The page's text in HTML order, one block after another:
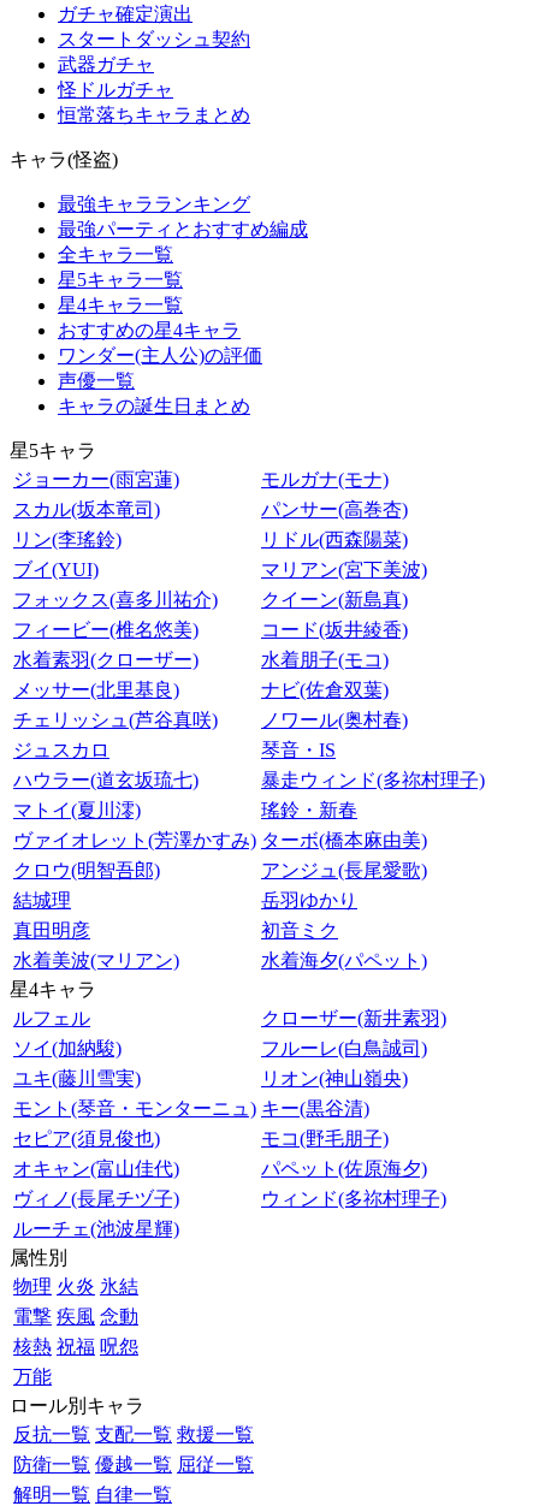
ガチャ確定演出
スタートダッシュ契約
武器ガチャ
怪ドルガチャ
恒常落ちキャラまとめ
キャラ(怪盗)
最強キャラランキング
最強パーティとおすすめ編成
全キャラ一覧
星5キャラ一覧
星4キャラ一覧
おすすめの星4キャラ
ワンダー(主人公)の評価
声優一覧
キャラの誕生日まとめ
星5キャラ
ジョーカー(雨宮蓮)
モルガナ(モナ)
スカル(坂本竜司)
パンサー(高巻杏)
リン(李瑤鈴)
リドル(西森陽菜)
ブイ(YUI)
マリアン(宮下美波)
フォックス(喜多川祐介)
クイーン(新島真)
フィービー(椎名悠美)
コード(坂井綾香)
水着素羽(クローザー)
水着朋子(モコ)
メッサー(北里基良)
ナビ(佐倉双葉)
チェリッシュ(芦谷真咲)
ノワール(奥村春)
ジュスカロ
琴音・IS
ハウラー(道玄坂琉七)
暴走ウィンド(多祢村理子)
マトイ(夏川澪)
瑤鈴・新春
ヴァイオレット(芳澤かすみ) ターボ(橋本麻由美)
クロウ(明智吾郎)
アンジュ(長尾愛歌)
結城理
岳羽ゆかり
真田明彦
初音ミク
水着美波(マリアン)
水着海夕(パペット)
星4キャラ
ルフェル
クローザー(新井素羽)
ソイ(加納駿)
フルーレ(白鳥誠司)
ユキ(藤川雪実)
リオン(神山嶺央)
モント(琴音・モンターニュ) キー(黒谷清)
セピア(須見俊也)
モコ(野毛朋子)
オキャン(富山佳代)
パペット(佐原海夕)
ヴィノ(長尾チヅ子)
ウィンド(多祢村理子)
ルーチェ(池波星輝)
属性別
物理 火炎 氷結
電撃 疾風 念動
核熱 祝福 呪怨
万能
ロール別キャラ
反抗一覧 支配一覧 救援一覧
防衛一覧 優越一覧 屈従一覧
解明一覧 自律一覧